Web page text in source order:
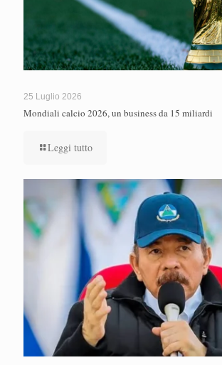
25 Luglio 2026
Mondiali calcio 2026, un business da 15 miliardi
Leggi tutto